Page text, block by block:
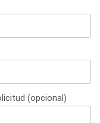
(opcional)